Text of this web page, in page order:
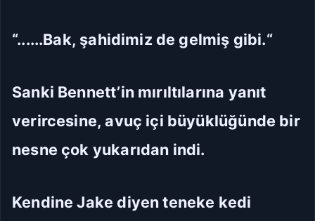
“......Bak, şahidimiz de gelmiş gibi.“
Sanki Bennett’in mırıltılarına yanıt
verircesine, avuç içi büyüklüğünde bir
nesne çok yukarıdan indi.
Kendine Jake diyen teneke kedi